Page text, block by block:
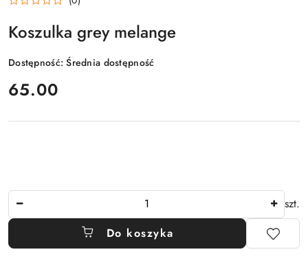
Koszulka grey melange
Dostępność:Średnia dostępność
cena:
65.00
szt.
Do koszyka